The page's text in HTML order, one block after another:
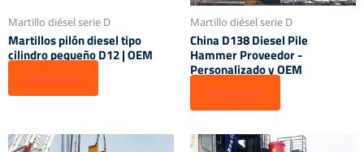
Martillo diésel serie D
Martillos pilón diesel tipo
cilindro pequeño D12 | OEM
Leer más
Martillo diésel serie D
China D138 Diesel Pile
Hammer Proveedor -
Personalizado y OEM
Leer más